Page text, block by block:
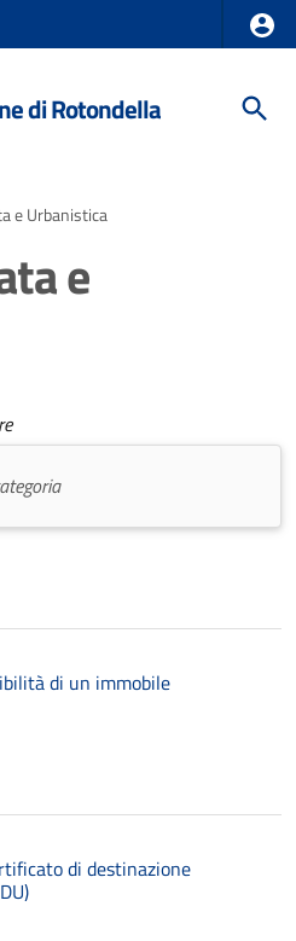
di Rotondella
e Urbanistica
e
di un immobile
di destinazione